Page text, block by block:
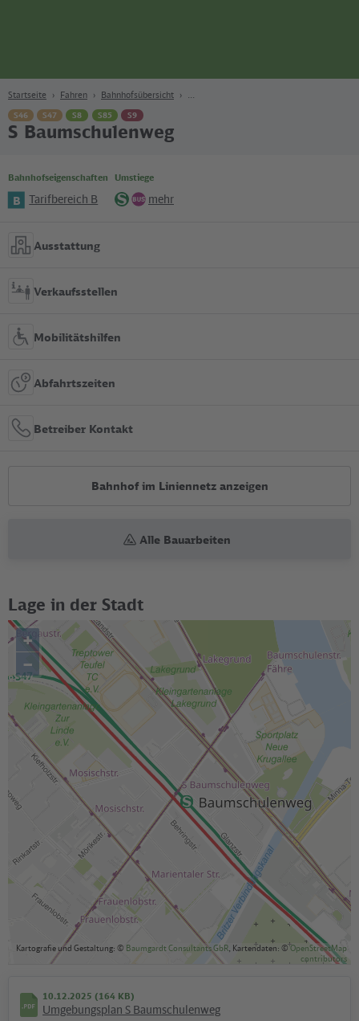
Startseite Fahren Bahnhofsübersicht
S46 S47 S8 S85 S9
S Baumschulenweg
Bahnhofseigenschaften
B Tarifbereich B
Umstiege
mehr
Ausstattung
Verkaufsstellen
Mobilitätshilfen
Abfahrtszeiten
Betreiber Kontakt
Bahnhof im Liniennetz anzeigen
Alle Bauarbeiten
Lage in der Stadt
+
–
Kartografie und Gestaltung: © Baumgardt Consultants GbR , Kartendaten: ©OpenStreetMap
contributors
10.12.2025 (164 KB)
Umgebungsplan S Baumschulenweg